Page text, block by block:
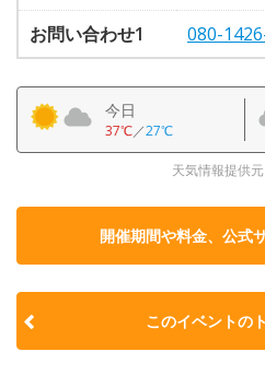
お問い合わせ1
080-
今日
37℃／27℃
天気情報提供
開催期間や料金、公式
このイベントの